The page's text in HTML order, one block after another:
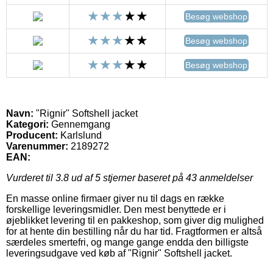
Besøg webshop
Besøg webshop
Besøg webshop
Navn: "Rignir" Softshell jacket
Kategori: Gennemgang
Producent: Karlslund
Varenummer: 2189272
EAN:
Vurderet til 3.8 ud af 5 stjerner baseret på 43 anmeldelser
En masse online firmaer giver nu til dags en række
forskellige leveringsmidler. Den mest benyttede er i
øjeblikket levering til en pakkeshop, som giver dig mulighed
for at hente din bestilling når du har tid. Fragtformen er altså
særdeles smertefri, og mange gange endda den billigste
leveringsudgave ved køb af "Rignir" Softshell jacket.